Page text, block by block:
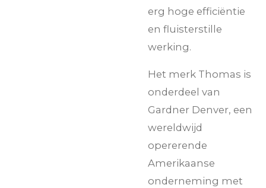
erg hoge efficiëntie
en fluisterstille
werking.
Het merk Thomas is
onderdeel van
Gardner Denver, een
wereldwijd
opererende
Amerikaanse
onderneming met